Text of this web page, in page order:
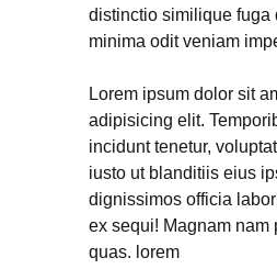
distinctio similique fuga
minima odit veniam
Lorem ipsum dolor sit
adipisicing elit.
incidunt tenetur,
iusto ut blanditiis eius
dignissimos officia
ex sequi! Magnam nam
quas. lorem